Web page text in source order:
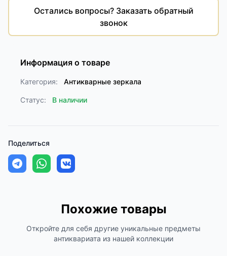
Остались вопросы? Заказать обратный
звонок
Информация о товаре
Категория: Антикварные зеркала
Статус: В наличии
Поделиться
Похожие товары
Откройте для себя другие уникальные предметы
антиквариата из нашей коллекции